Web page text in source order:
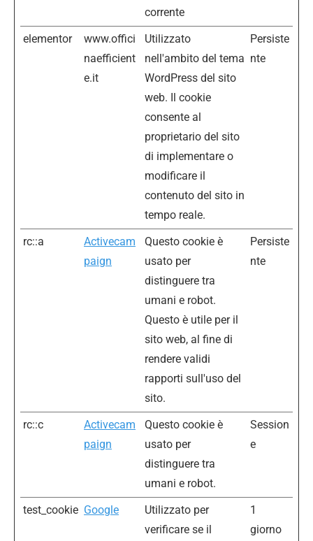
corrente
elementor
www.offici
naefficient
e.it
Utilizzato
nell'ambito del tema
WordPress del sito
web. Il cookie
consente al
proprietario del sito
di implementare o
modificare il
contenuto del sito in
tempo reale.
Persiste
nte
rc::a
Activecam
paign
Questo cookie è
usato per
distinguere tra
umani e robot.
Questo è utile per il
sito web, al fine di
rendere validi
rapporti sull'uso del
sito.
Persiste
nte
rc::c
Activecam
paign
Questo cookie è
usato per
distinguere tra
umani e robot.
Session
e
test_cookie Google
Utilizzato per
verificare se il
1
giorno